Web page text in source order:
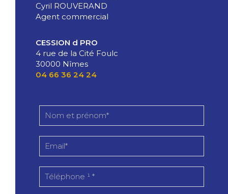
Cyril ROUVERAND
Agent commercial
CESSION d PRO
4 rue de la Cité Foulc
30000 Nîmes
04 66 36 24 24